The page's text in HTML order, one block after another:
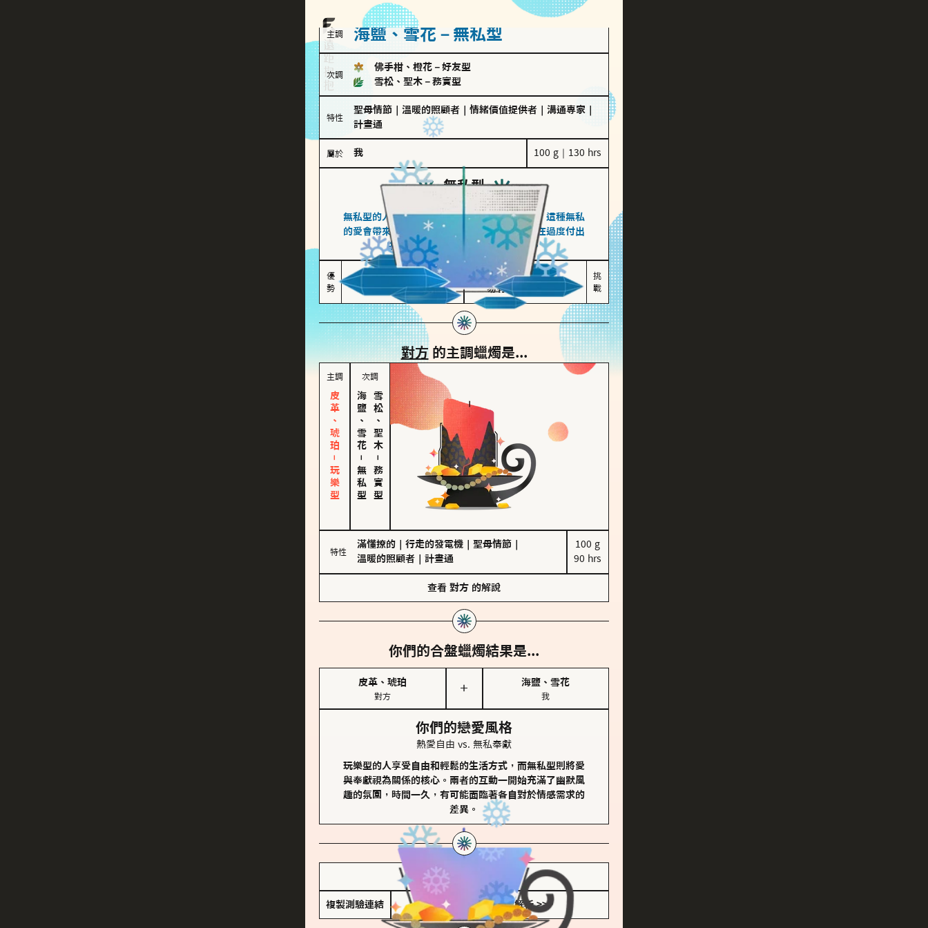
主調 海鹽、雪花－無私型
次調
佛手柑、橙花 － 好友型
雪松、聖木 － 務實型
特性
聖母情節 溫暖的照顧者 情緒價值提供者 溝通專家
計畫通
屬於 我 100 g｜130 hrs
無私型
海鹽、雪花
無私型的人傾向用心呵護、滿足另一半的需求，這種無私
的愛會帶來緊密的關係連結，但也可能讓他們在過度付出
中迷失自我，忽略自己真正的需求。
優
勢
無私奉獻
讓伴侶感受到關懷
較難設立界線
易有強烈情感依賴
挑
戰
對方的主調蠟燭是...
主調
皮革、琥珀－玩樂型
次調
海鹽、雪花
－
無私型
雪松、聖木
－
務實型
特性
滿懂撩的 行走的發電機 聖母情節
溫暖的照顧者
計畫通
100 g
90 hrs
查看 對方 的解說
你們的合盤蠟燭結果是...
皮革、琥珀
對方
＋
海鹽、雪花
我
你們的戀愛風格
熱愛自由 vs. 無私奉獻
玩樂型的人享受自由和輕鬆的生活方式，而無私型則將愛
與奉獻視為關係的核心。兩者的互動一開始充滿了幽默風
趣的氛圍，時間一久，有可能面臨著各自對於情感需求的
差異。
儲存我的結果圖
複製測驗連結 查看香氛類型全解析 >>>